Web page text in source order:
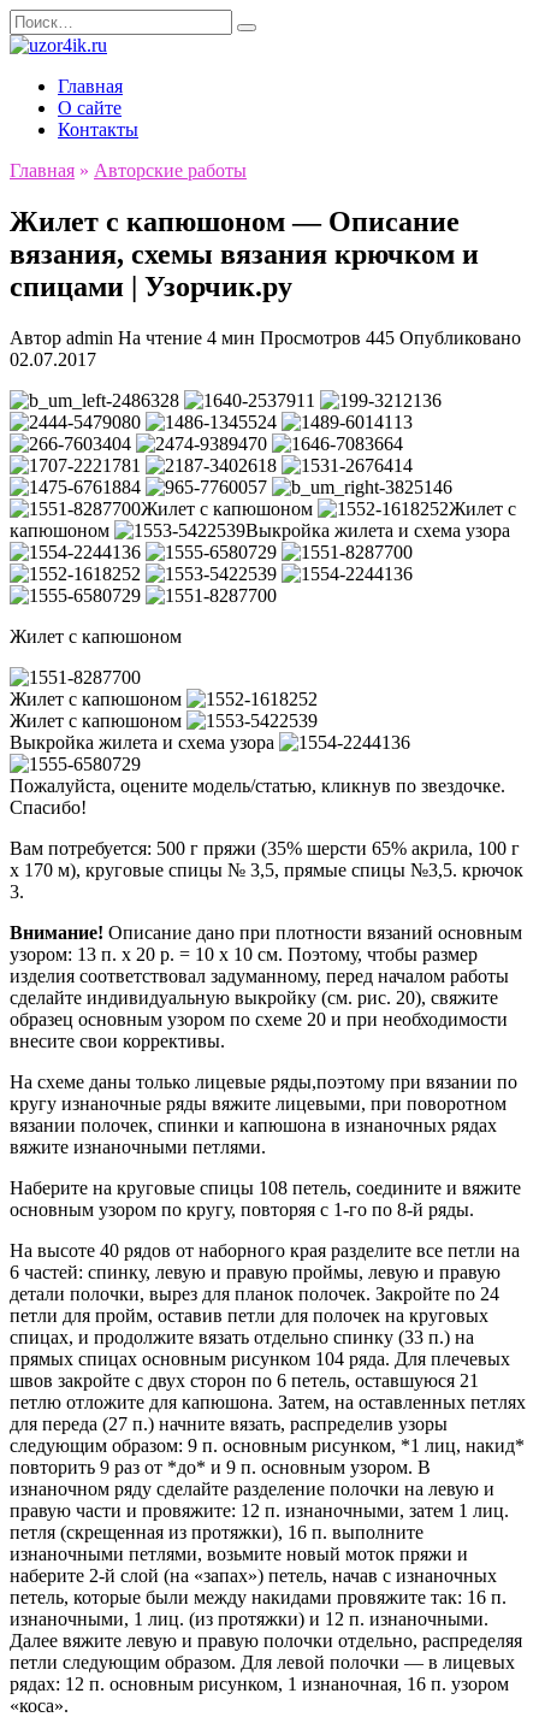
Перейти
к
Search
for:
Главная
О сайте
Контакты
Главная » Авторские работы
Жилет с капюшоном — Описание
вязания, схемы вязания крючком и
спицами | Узорчик.ру
Автор admin На чтение 4 мин Просмотров 445 Опубликовано
02.07.2017
Жилет с капюшоном
Жилет с
капюшоном
Выкройка жилета и схема узора
Жилет с капюшоном
Жилет с капюшоном
Жилет с капюшоном
Выкройка жилета и схема узора
Пожалуйста, оцените модель/статью, кликнув по звездочке.
Спасибо!
Вам потребуется: 500 г пряжи (35% шерсти 65% акрила, 100 г
х 170 м), круговые спицы № 3,5, прямые спицы №3,5. крючок
3.
Внимание! Описание дано при плотности вязаний основным
узором: 13 п. х 20 р. = 10 х 10 см. Поэтому, чтобы размер
изделия соответствовал задуманному, перед началом работы
сделайте индивидуальную выкройку (см. рис. 20), свяжите
образец основным узором по схеме 20 и при необходимости
внесите свои коррективы.
На схеме даны только лицевые ряды,поэтому при вязании по
кругу изнаночные ряды вяжите лицевыми, при поворотном
вязании полочек, спинки и капюшона в изнаночных рядах
вяжите изнаночными петлями.
Наберите на круговые спицы 108 петель, соедините и вяжите
основным узором по кругу, повторяя с 1-го по 8-й ряды.
На высоте 40 рядов от наборного края разделите все петли на
6 частей: спинку, левую и правую проймы, левую и правую
детали полочки, вырез для планок полочек. Закройте по 24
петли для пройм, оставив петли для полочек на круговых
спицах, и продолжите вязать отдельно спинку (33 п.) на
прямых спицах основным рисунком 104 ряда. Для плечевых
швов закройте с двух сторон по 6 петель, оставшуюся 21
петлю отложите для капюшона. Затем, на оставленных петлях
для переда (27 п.) начните вязать, распределив узоры
следующим образом: 9 п. основным рисунком, *1 лиц, накид*
повторить 9 раз от *до* и 9 п. основным узором. В
изнаночном ряду сделайте разделение полочки на левую и
правую части и провяжите: 12 п. изнаночными, затем 1 лиц.
петля (скрещенная из протяжки), 16 п. выполните
изнаночными петлями, возьмите новый моток пряжи и
наберите 2-й слой (на «запах») петель, начав с изнаночных
петель, которые были между накидами провяжите так: 16 п.
изнаночными, 1 лиц. (из протяжки) и 12 п. изнаночными.
Далее вяжите левую и правую полочки отдельно, распределяя
петли следующим образом. Для левой полочки — в лицевых
рядах: 12 п. основным рисунком, 1 изнаночная, 16 п. узором
«коса».